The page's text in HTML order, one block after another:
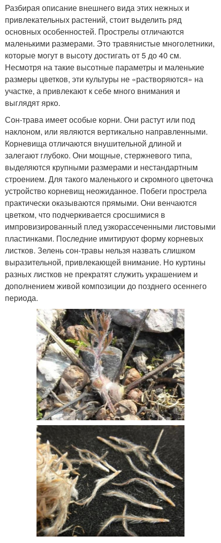
Разбирая описание внешнего вида этих нежных и
привлекательных растений, стоит выделить ряд
основных особенностей. Прострелы отличаются
маленькими размерами. Это травянистые многолетники,
которые могут в высоту достигать от 5 до 40 см.
Несмотря на такие высотные параметры и маленькие
размеры цветков, эти культуры не «растворяются» на
участке, а привлекают к себе много внимания и
выглядят ярко.
Сон-трава имеет особые корни. Они растут или под
наклоном, или являются вертикально направленными.
Корневища отличаются внушительной длиной и
залегают глубоко. Они мощные, стержневого типа,
выделяются крупными размерами и нестандартным
строением. Для такого маленького и скромного цветочка
устройство корневищ неожиданное. Побеги прострела
практически оказываются прямыми. Они венчаются
цветком, что подчеркивается сросшимися в
импровизированный плед узкорассеченными листовыми
пластинками. Последние имитируют форму корневых
листков. Зелень сон-травы нельзя назвать слишком
выразительной, привлекающей внимание. Но куртины
разных листков не прекратят служить украшением и
дополнением живой композиции до позднего осеннего
периода.